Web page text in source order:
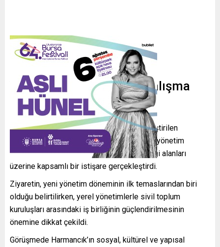
Yerel Yönetim ve Ortak Çalışma
Vurgusu
Heyet, Harmancık Belediyesi’nde gerçekleştirilen
görüşmede ilçenin mevcut ihtiyaçları, yerel yönetim
politikaları ve geleceğe dönük olası iş birliği alanları
üzerine kapsamlı bir istişare gerçekleştirdi.
Ziyaretin, yeni yönetim döneminin ilk temaslarından biri
olduğu belirtilirken, yerel yönetimlerle sivil toplum
kuruluşları arasındaki iş birliğinin güçlendirilmesinin
önemine dikkat çekildi.
Görüşmede Harmancık’ın sosyal, kültürel ve yapısal